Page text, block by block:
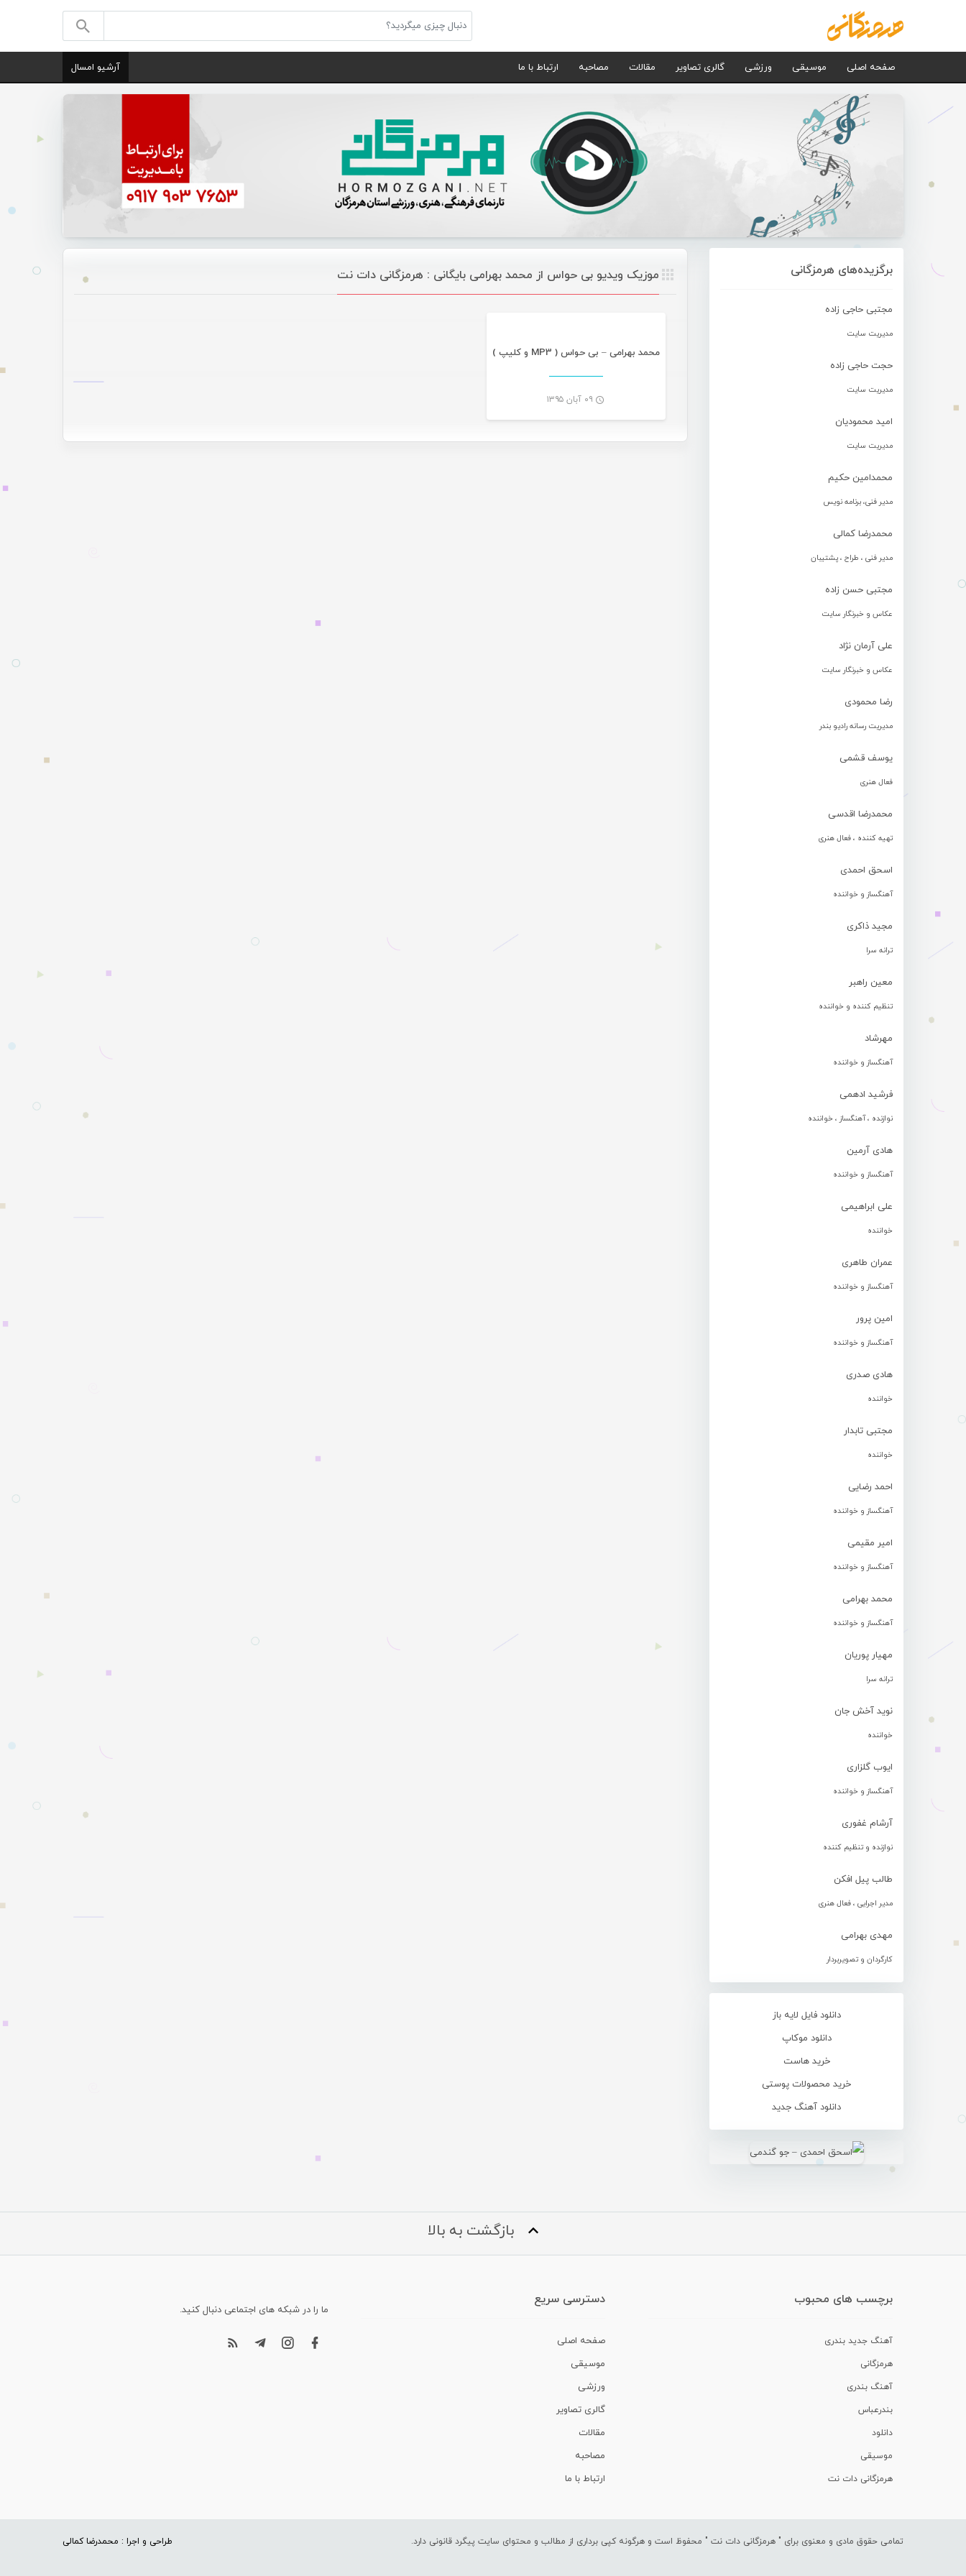
صفحه اصلی موسیقی ورزشی گالری تصاویر مقالات مصاحبه ارتباط با ما آرشیو امسال
برگزیده‌های هرمزگانی
مجتبی حاجی زاده
مدیریت سایت
حجت حاجی زاده
مدیریت سایت
امید محمودیان
مدیریت سایت
محمدامین حکیم
مدیر فنی، برنامه نویس
محمدرضا کمالی
مدیر فنی ، طراح ، پشتیبان
مجتبی حسن زاده
عکاس و خبرنگار سایت
علی آرمان نژاد
عکاس و خبرنگار سایت
رضا محمودی
مدیریت رسانه رادیو بندر
یوسف قشمی
فعال هنری
محمدرضا اقدسی
تهیه کننده ، فعال هنری
اسحق احمدی
آهنگساز و خواننده
مجید ذاکری
ترانه سرا
معین راهبر
تنظیم کننده و خواننده
مهرشاد
آهنگساز و خواننده
فرشید ادهمی
نوازنده ، آهنگساز ، خواننده
هادی آرمین
آهنگساز و خواننده
علی ابراهیمی
خواننده
عمران طاهری
آهنگساز و خواننده
امین پرور
آهنگساز و خواننده
هادی صدری
خواننده
مجتبی تابدار
خواننده
احمد رضایی
آهنگساز و خواننده
امیر مقیمی
آهنگساز و خواننده
محمد بهرامی
آهنگساز و خواننده
مهیار پوریان
ترانه سرا
نوید آخش جان
خواننده
ایوب گلزاری
آهنگساز و خواننده
آرشام غفوری
نوازنده و تنظیم کننده
طالب پیل افکن
مدیر اجرایی ، فعال هنری
مهدی بهرامی
کارگردان و تصویربردار
دانلود فایل لایه باز
دانلود موکاپ
خرید هاست
خرید محصولات پوستی
دانلود آهنگ جدید
موزیک ویدیو بی حواس از محمد بهرامی بایگانی : هرمزگانی دات نت
محمد بهرامی – بی حواس ( MP3 و کلیپ )
۰۹ آبان ۱۳۹۵
بازگشت به بالا
برچسب های محبوب
آهنگ جدید بندری
هرمزگانی
آهنگ بندری
بندرعباس
دانلود
موسیقی
هرمزگانی دات نت
دسترسی سریع
صفحه اصلی
موسیقی
ورزشی
گالری تصاویر
مقالات
مصاحبه
ارتباط با ما
ما را در شبکه های اجتماعی دنبال کنید.
تمامی حقوق مادی و معنوی برای " هرمزگانی دات نت " محفوظ است و هرگونه کپی برداری از مطالب و محتوای سایت پیگرد قانونی دارد. طراحی و اجرا : محمدرضا کمالی